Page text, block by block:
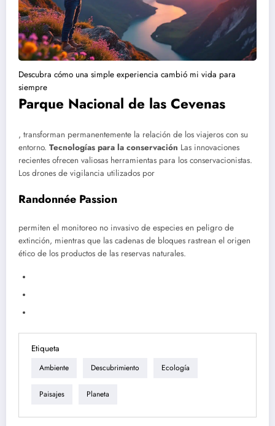
Descubra cómo una simple experiencia cambió mi vida para
siempre
Parque Nacional de las Cevenas
, transforman permanentemente la relación de los viajeros con su
entorno. Tecnologías para la conservación Las innovaciones
recientes ofrecen valiosas herramientas para los conservacionistas.
Los drones de vigilancia utilizados por
Randonnée Passion
permiten el monitoreo no invasivo de especies en peligro de
extinción, mientras que las cadenas de bloques rastrean el origen
ético de los productos de las reservas naturales.
Etiqueta
Ambiente Descubrimiento Ecología
Paisajes Planeta